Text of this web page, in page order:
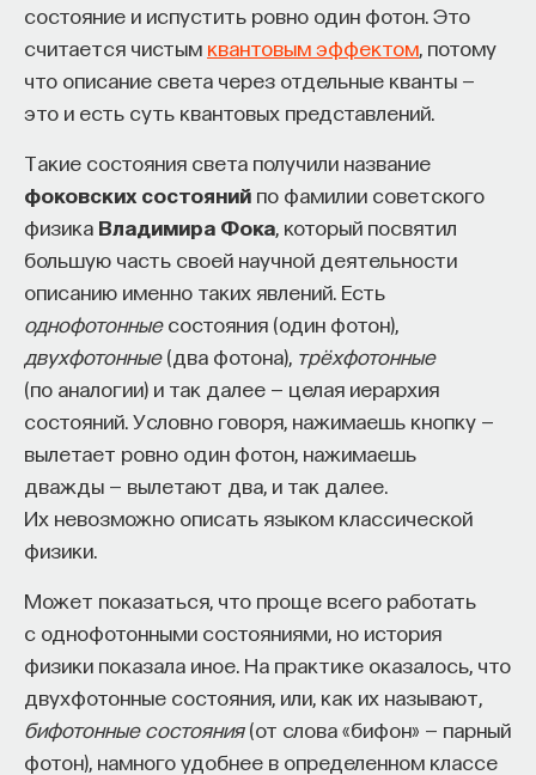
состояние и испустить ровно один фотон. Это
считается чистым квантовым эффектом , потому
что описание света через отдельные кванты —
это и есть суть квантовых представлений.
Такие состояния света получили название
фоковских состояний по фамилии советского
физика Владимира Фока , который посвятил
большую часть своей научной деятельности
описанию именно таких явлений. Есть
однофотонныесостояния (один фотон),
двухфотонные(два фотона), трёхфотонные
(по аналогии) и так далее — целая иерархия
состояний. Условно говоря, нажимаешь кнопку —
вылетает ровно один фотон, нажимаешь
дважды — вылетают два, и так далее.
Их невозможно описать языком классической
физики.
Может показаться, что проще всего работать
с однофотонными состояниями, но история
физики показала иное. На практике оказалось, что
двухфотонные состояния, или, как их называют,
бифотонные состояния(от слова «бифон» — парный
фотон), намного удобнее в определенном классе